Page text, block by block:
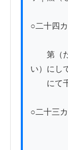
○二十四
第（た
い）にし
にて千
○二十三